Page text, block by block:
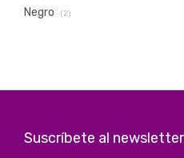
Negro (2)
Suscríbete al